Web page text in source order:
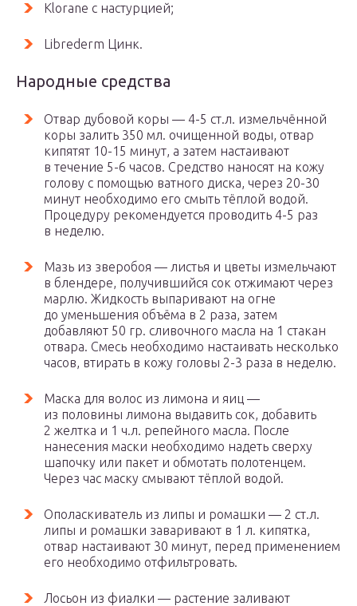
Klorane с настурцией;
Librederm Цинк.
Народные средства
Отвар дубовой коры — 4-5 ст.л. измельчённой
коры залить 350 мл. очищенной воды, отвар
кипятят 10-15 минут, а затем настаивают
в течение 5-6 часов. Средство наносят на кожу
голову с помощью ватного диска, через 20-30
минут необходимо его смыть тёплой водой.
Процедуру рекомендуется проводить 4-5 раз
в неделю.
Мазь из зверобоя — листья и цветы измельчают
в блендере, получившийся сок отжимают через
марлю. Жидкость выпаривают на огне
до уменьшения объёма в 2 раза, затем
добавляют 50 гр. сливочного масла на 1 стакан
отвара. Смесь необходимо настаивать несколько
часов, втирать в кожу головы 2-3 раза в неделю.
Маска для волос из лимона и яиц —
из половины лимона выдавить сок, добавить
2 желтка и 1 ч.л. репейного масла. После
нанесения маски необходимо надеть сверху
шапочку или пакет и обмотать полотенцем.
Через час маску смывают тёплой водой.
Ополаскиватель из липы и ромашки — 2 ст.л.
липы и ромашки заваривают в 1 л. кипятка,
отвар настаивают 30 минут, перед применением
его необходимо отфильтровать.
Лосьон из фиалки — растение заливают